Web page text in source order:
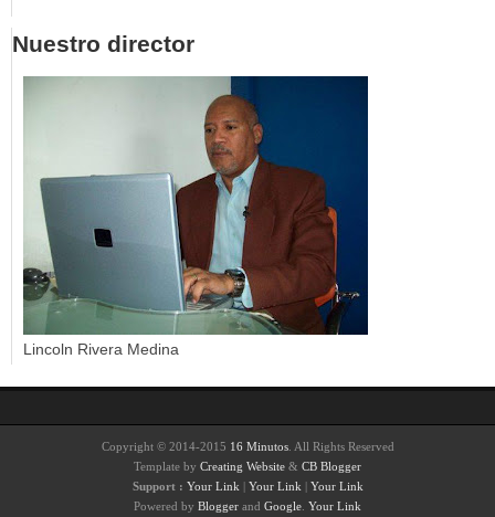
Nuestro director
Lincoln Rivera Medina
Copyright © 2014-2015 16 Minutos. All Rights Reserved
Template by Creating Website & CB Blogger
Support : Your Link| Your Link| Your Link
Powered by Blogger and Google. Your Link